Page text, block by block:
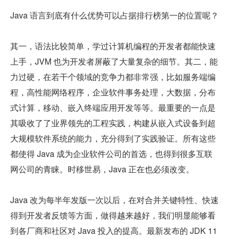
Java 语言到底有什么优势可以占据排行榜第一的位置呢？
其一，语法比较简单，学过计算机编程的开发者都能快速
上手，JVM 也为开发者屏蔽了大量复杂的细节。其二，能
力过硬，在若干个领域的竞争力都非常强，比如服务端编
程，高性能网络程序，企业软件事务处理，大数据，分布
式计算，移动、嵌入终端应用开发等等。最重要的一点是
其吸收了了业界领先的工程实践，构建从嵌入式设备到超
大规模软件系统的能力，充分得到了实践验证。所有这些
都使得 Java 成为企业软件公司的首选，也得到很多互联
网公司的青睐。时移世易，Java 正在也必须改变。
Java 改为每半年发版一次以后，在对合并关键特性、快速
得到开发者反馈等方面，做得越来越好，我们明显能够看
到各厂商和社区对 Java 投入的提高。最新发布的 JDK 11